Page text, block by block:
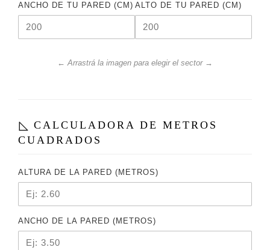
ANCHO DE TU PARED (CM) ALTO DE TU PARED (CM)
← Arrastrá la imagen para elegir el sector →
CALCULADORA DE METROS
CUADRADOS
ALTURA DE LA PARED (METROS)
ANCHO DE LA PARED (METROS)